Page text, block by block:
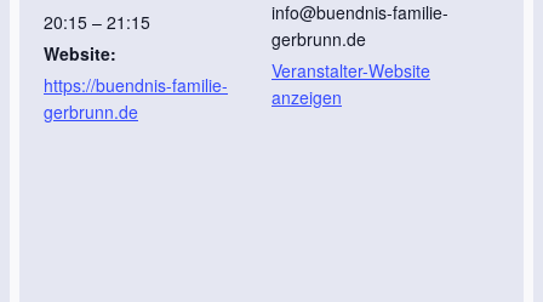
20:15 – 21:15
Website:
https://buendnis-familie-
gerbrunn.de
info@buendnis-familie-
gerbrunn.de
Veranstalter-Website
anzeigen